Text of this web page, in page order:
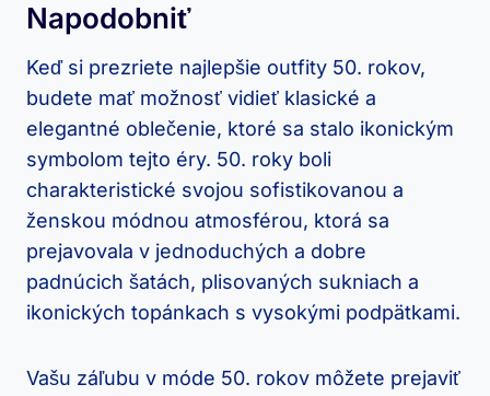
Napodobniť
Keď si prezriete najlepšie outfity 50. rokov,
budete mať možnosť vidieť klasické a
elegantné oblečenie, ktoré sa stalo ikonickým
symbolom tejto éry. 50. roky boli
charakteristické svojou sofistikovanou a
ženskou módnou atmosférou, ktorá sa
prejavovala v jednoduchých a dobre
padnúcich šatách, plisovaných sukniach a
ikonických topánkach s vysokými podpätkami.
Vašu záľubu v móde 50. rokov môžete prejaviť